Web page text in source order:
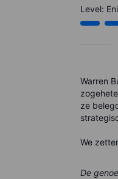
Level:
Warren
ze
We
De